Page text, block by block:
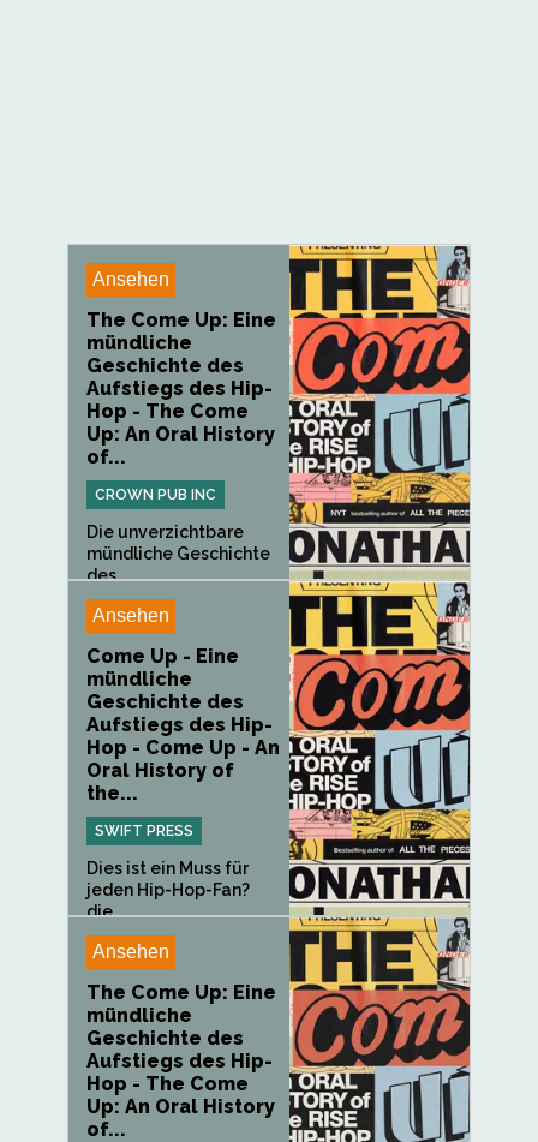
Ansehen
The Come Up: Eine
mündliche
Geschichte des
Aufstiegs des Hip-
Hop - The Come
Up: An Oral History
of...
CROWN PUB INC
Die unverzichtbare
mündliche Geschichte
des...
Ansehen
Come Up - Eine
mündliche
Geschichte des
Aufstiegs des Hip-
Hop - Come Up - An
Oral History of
the...
SWIFT PRESS
Dies ist ein Muss für
jeden Hip-Hop-Fan?
die...
Ansehen
The Come Up: Eine
mündliche
Geschichte des
Aufstiegs des Hip-
Hop - The Come
Up: An Oral History
of...